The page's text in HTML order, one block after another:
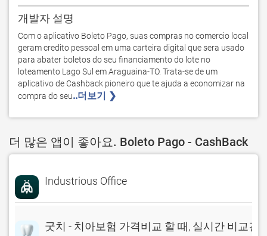
개발자 설명
Com o aplicativo Boleto Pago, suas compras no comercio local
geram credito pessoal em uma carteira digital que sera usado
para abater boletos do seu financiamento do lote no
loteamento Lago Sul em Araguaina-TO. Trata-se de um
aplicativo de Cashback pioneiro que te ajuda a economizar na
compra do seu..더보기 ❯
더 많은 앱이 좋아요. Boleto Pago - CashBack
Industrious Office
굿치 - 치아보험 가격비교 할 때, 실시간 비교견